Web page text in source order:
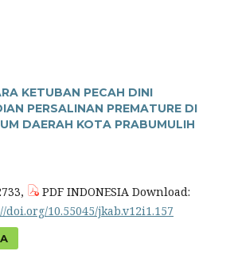
KETUBAN PECAH DINI
PERSALINAN PREMATURE DI
DAERAH KOTA PRABUMULIH
PDF INDONESIA Download:
doi.org/10.55045/jkab.v12i1.157